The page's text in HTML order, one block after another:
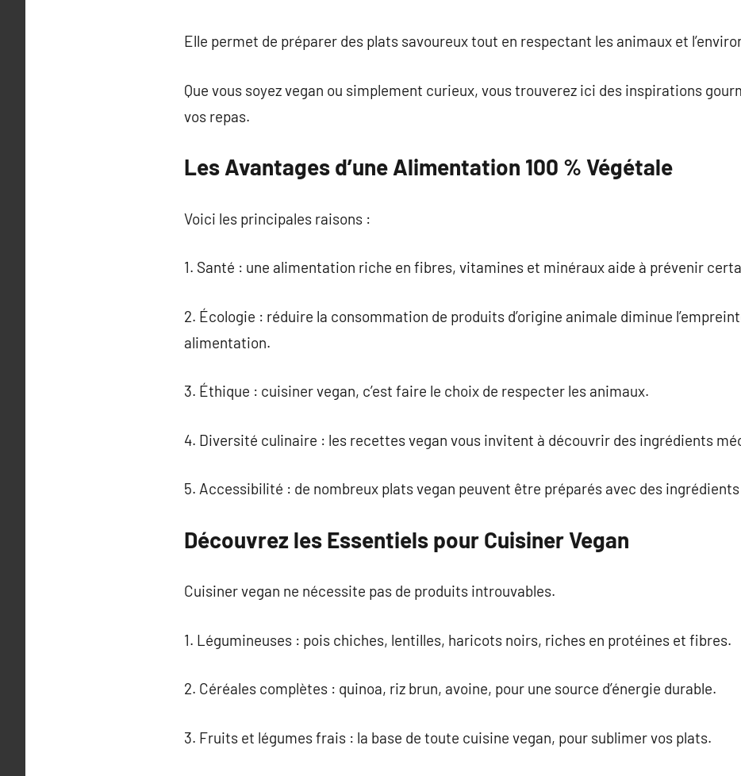
Elle permet de préparer des plats savoureux tout en respectant les animaux et
Que vous soyez vegan ou simplement curieux, vous trouverez ici des inspirations
vos repas.
Les Avantages d’une Alimentation 100 % Végétale
Voici les principales raisons :
1. Santé : une alimentation riche en fibres, vitamines et minéraux aide à prévenir
2. Écologie : réduire la consommation de produits d’origine animale diminue
alimentation.
3. Éthique : cuisiner vegan, c’est faire le choix de respecter les animaux.
4. Diversité culinaire : les recettes vegan vous invitent à découvrir des ingrédients
5. Accessibilité : de nombreux plats vegan peuvent être préparés avec des
Découvrez les Essentiels pour Cuisiner Vegan
Cuisiner vegan ne nécessite pas de produits introuvables.
1. Légumineuses : pois chiches, lentilles, haricots noirs, riches en protéines et fibres.
2. Céréales complètes : quinoa, riz brun, avoine, pour une source d’énergie durable.
3. Fruits et légumes frais : la base de toute cuisine vegan, pour sublimer vos plats.